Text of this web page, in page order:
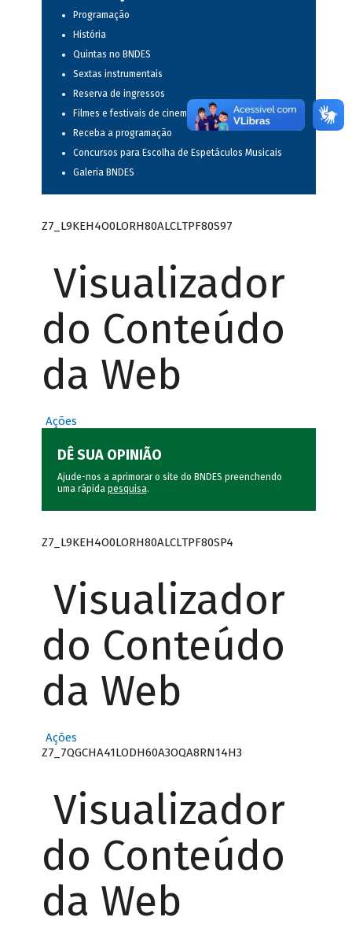
Programação
História
Quintas no BNDES
Sextas instrumentais
Reserva de ingressos
Filmes e festivais de cinema
Receba a programação
Concursos para Escolha de Espetáculos Musicais
Galeria BNDES
Z7_L9KEH4O0LORH80ALCLTPF80S97
Visualizador
do Conteúdo
da Web
Ações
DÊ SUA OPINIÃO
Ajude-nos a aprimorar o site do BNDES preenchendo
uma rápida pesquisa.
Z7_L9KEH4O0LORH80ALCLTPF80SP4
Visualizador
do Conteúdo
da Web
Ações
Z7_7QGCHA41LODH60A3OQA8RN14H3
Visualizador
do Conteúdo
da Web